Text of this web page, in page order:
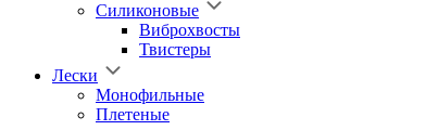
Силиконовые
Виброхвосты
Твистеры
Лески
Монофильные
Плетеные